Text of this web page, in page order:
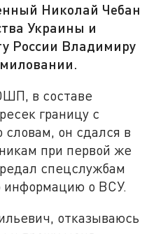
Николай Чебан
Украины и
России Владимиру
в составе
границу с
словам, он сдался в
при первой же
спецслужбам
информацию о ВСУ.
отказываюсь